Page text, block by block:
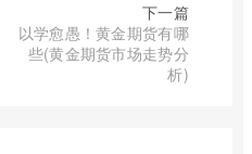
下一篇
以学愈愚！黄金期货有哪
些(黄金期货市场走势分
析)